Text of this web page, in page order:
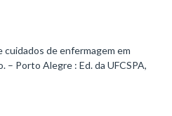
cuidados de enfermagem em
Porto Alegre : Ed. da UFCSPA,